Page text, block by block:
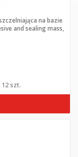
na bazie
and sealing mass,
szt.